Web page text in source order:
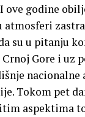
godine
atmosferi
su u pitanju
Gore i uz
Tokom pet
aspektima